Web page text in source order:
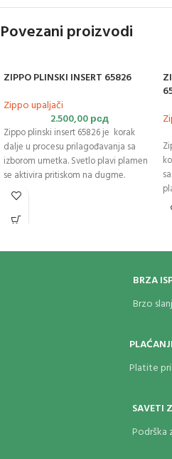
Povezani proizvodi
ZIPPO PLINSKI INSERT 65826
Zippo upaljači
2.500,00рсд
Zippo plinski insert 65826 je korak
dalje u procesu prilagođavanja sa
izborom umetka. Svetlo plavi plamen
se aktivira pritiskom na dugme.
Umetak sa jednim plamenom nudi
izvor toplote bez mirisa koji traje duže
nego ranije i ima garanciju najbolju u
BRZA
Brzo
Platite
SAVETI
Podrška